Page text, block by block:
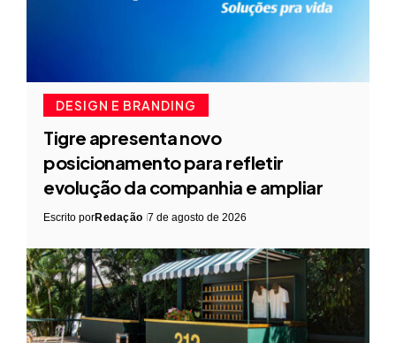
DESIGN E BRANDING
Tigre apresenta novo
posicionamento para refletir
evolução da companhia e ampliar
Escrito porRedação 7 de agosto de 2026